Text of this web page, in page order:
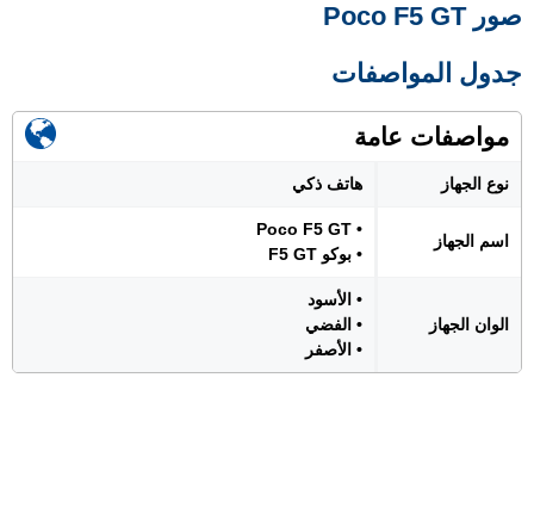
صور Poco F5 GT
جدول المواصفات
مواصفات عامة
نوع الجهاز هاتف ذكي
اسم الجهاز
• Poco F5 GT
• بوكو F5 GT
الوان الجهاز
• الأسود
• الفضي
• الأصفر